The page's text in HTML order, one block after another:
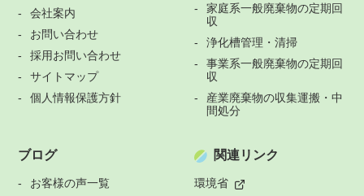
会社案内
お問い合わせ
採用お問い合わせ
サイトマップ
個人情報保護方針
家庭系一般廃棄物の定期回
収
浄化槽管理・清掃
事業系一般廃棄物の定期回
収
産業廃棄物の収集運搬・中
間処分
ブログ
お客様の声一覧
関連リンク
環境省